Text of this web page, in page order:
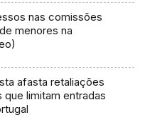
nas comissões
menores na
afasta retaliações
que limitam entradas